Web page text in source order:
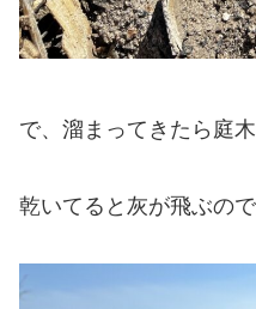
で、溜まってきたら庭
乾いてると灰が飛ぶの